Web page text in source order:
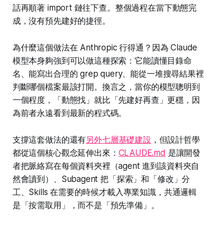
話再順著 import 鏈往下查。整個過程在當下動態完
成，沒有預先建好的捷徑。
為什麼這個做法在 Anthropic 行得通？因為 Claude
模型本身夠強到可以做這種探索：它能讀懂目錄命
名、能寫出合理的 grep query、能從一堆搜尋結果裡
判斷哪個檔案最該打開。換言之，當你的模型聰明到
一個程度，「動態找」就比「先建好再查」更穩，因
為前者永遠看到最新的程式碼。
支撐這套做法的還有另外七層基礎建設 ，但設計哲學
都從這個核心觀念延伸出來： CLAUDE.md 是讓開發
者把脈絡寫在每個資料夾裡（agent 進到該資料夾自
然會讀到）、Subagent 把「探索」和「修改」分
工、Skills 在需要的時候才載入專業知識，共通邏輯
是「按需取用」，而不是「預先準備」。